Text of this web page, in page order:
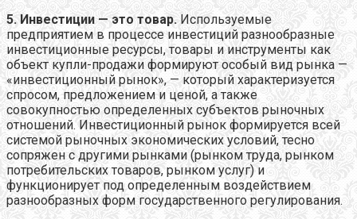
5. Инвестиции — это товар. Используемые
предприятием в процессе инвестиций разнообразные
инвестиционные ресурсы, товары и инструменты как
объект купли-продажи формируют особый вид рынка —
«инвестиционный рынок», — который характеризуется
спросом, предложением и ценой, а также
совокупностью определенных субъектов рыночных
отношений. Инвестиционный рынок формируется всей
системой рыночных экономических условий, тесно
сопряжен с другими рынками (рынком труда, рынком
потребительских товаров, рынком услуг) и
функционирует под определенным воздействием
разнообразных форм государственного регулирования.